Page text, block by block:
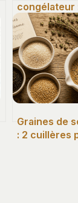
congélateur
méthodes
protocole de
sécurité
Graines de
: 2 cuillères